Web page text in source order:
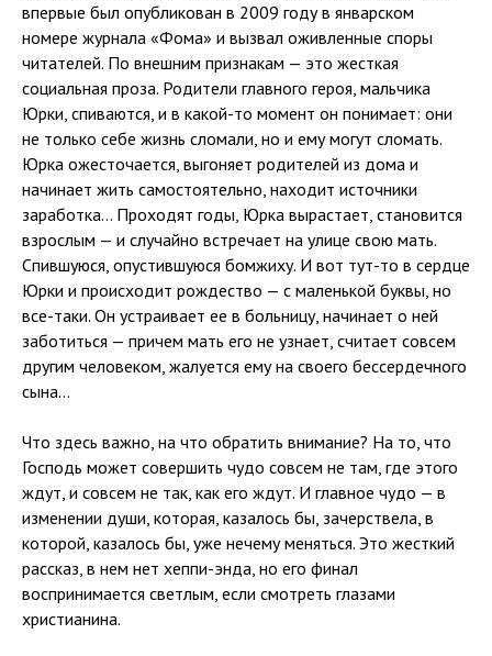
впервые был опубликован в 2009 году в январском
номере журнала «Фома» и вызвал оживленные споры
читателей. По внешним признакам — это жесткая
социальная проза. Родители главного героя, мальчика
Юрки, спиваются, и в какой-то момент он понимает: они
не только себе жизнь сломали, но и ему могут сломать.
Юрка ожесточается, выгоняет родителей из дома и
начинает жить самостоятельно, находит источники
заработка... Проходят годы, Юрка вырастает, становится
взрослым — и случайно встречает на улице свою мать.
Спившуюся, опустившуюся бомжиху. И вот тут-то в сердце
Юрки и происходит рождество — с маленькой буквы, но
все-таки. Он устраивает ее в больницу, начинает о ней
заботиться — причем мать его не узнает, считает совсем
другим человеком, жалуется ему на своего бессердечного
сына...
Что здесь важно, на что обратить внимание? На то, что
Господь может совершить чудо совсем не там, где этого
ждут, и совсем не так, как его ждут. И главное чудо — в
изменении души, которая, казалось бы, зачерствела, в
которой, казалось бы, уже нечему меняться. Это жесткий
рассказ, в нем нет хеппи-энда, но его финал
воспринимается светлым, если смотреть глазами
христианина.